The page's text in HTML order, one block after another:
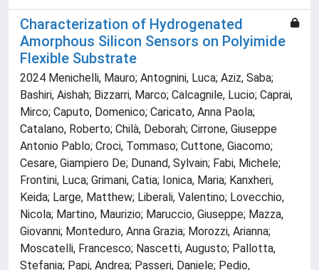
Characterization of Hydrogenated
Amorphous Silicon Sensors on Polyimide
Flexible Substrate
2024 Menichelli, Mauro; Antognini, Luca; Aziz, Saba;
Bashiri, Aishah; Bizzarri, Marco; Calcagnile, Lucio; Caprai,
Mirco; Caputo, Domenico; Caricato, Anna Paola;
Catalano, Roberto; Chilà, Deborah; Cirrone, Giuseppe
Antonio Pablo; Croci, Tommaso; Cuttone, Giacomo;
Cesare, Giampiero De; Dunand, Sylvain; Fabi, Michele;
Frontini, Luca; Grimani, Catia; Ionica, Maria; Kanxheri,
Keida; Large, Matthew; Liberali, Valentino; Lovecchio,
Nicola; Martino, Maurizio; Maruccio, Giuseppe; Mazza,
Giovanni; Monteduro, Anna Grazia; Morozzi, Arianna;
Moscatelli, Francesco; Nascetti, Augusto; Pallotta,
Stefania; Papi, Andrea; Passeri, Daniele; Pedio,